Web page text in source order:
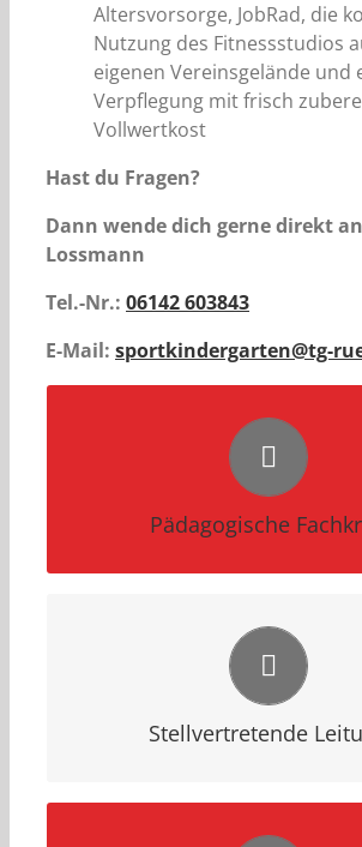
Altersvorsorge, JobRad, die
Nutzung des Fitnessstudios
eigenen Vereinsgelände und
Verpflegung mit frisch
Vollwertkost
Hast du Fragen?
Dann wende dich gerne direkt
Lossmann
Tel.-Nr.: 06142 603843
E-Mail: sportkindergarten@tg-
Pädagogische
Herunterladen
Stellvertretende
Herunterladen